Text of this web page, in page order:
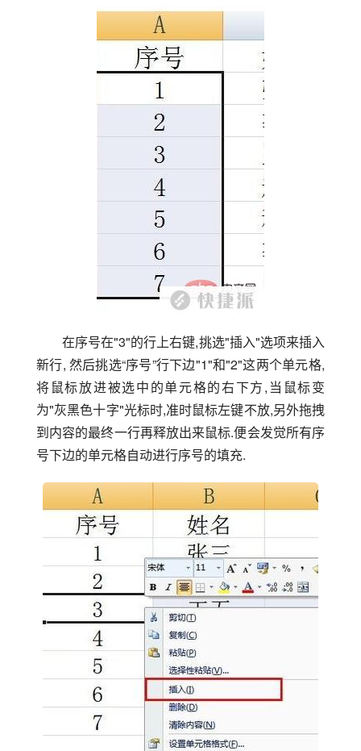
在序号在"3"的行上右键,挑选"插入"选项来插入
新行, 然后挑选“序号”行下边"1"和"2"这两个单元格,
将鼠标放进被选中的单元格的右下方,当鼠标变
为"灰黑色十字"光标时,准时鼠标左键不放,另外拖拽
到内容的最终一行再释放出来鼠标.便会发觉所有序
号下边的单元格自动进行序号的填充.